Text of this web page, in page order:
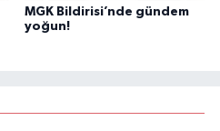
MGK Bildirisi’nde gündem
yoğun!